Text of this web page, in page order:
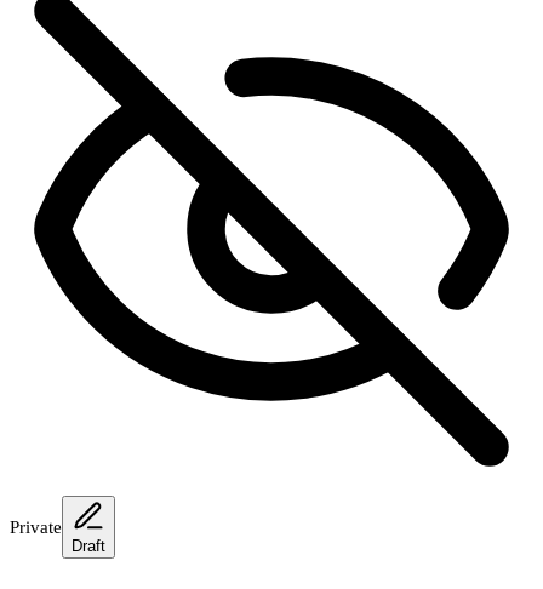
Private
Draft